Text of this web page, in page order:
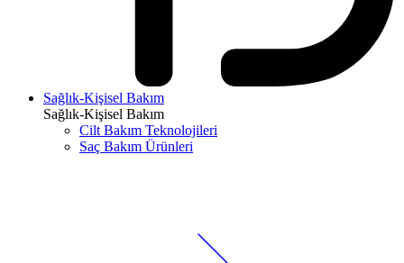
Sağlık-Kişisel Bakım
Sağlık-Kişisel Bakım
Cilt Bakım Teknolojileri
Saç Bakım Ürünleri